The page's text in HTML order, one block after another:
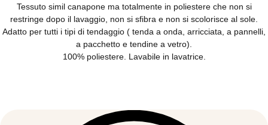
Tessuto simil canapone ma totalmente in poliestere che non si
restringe dopo il lavaggio, non si sfibra e non si scolorisce al sole.
Adatto per tutti i tipi di tendaggio ( tenda a onda, arricciata, a pannelli,
a pacchetto e tendine a vetro).
100% poliestere. Lavabile in lavatrice.